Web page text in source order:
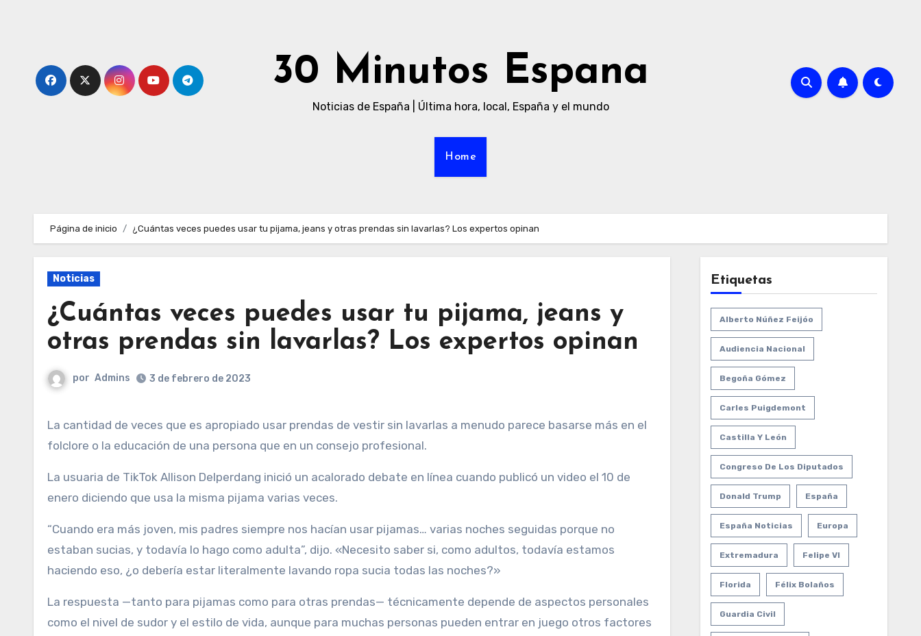
30 Minutos Espana
Noticias de España | Última hora, local, España y el mundo
Home
Página de inicio ¿Cuántas veces puedes usar tu pijama, jeans y otras prendas sin lavarlas? Los expertos opinan
Noticias
¿Cuántas veces puedes usar tu pijama, jeans y
otras prendas sin lavarlas? Los expertos opinan
por Admins 3 de febrero de 2023
La cantidad de veces que es apropiado usar prendas de vestir sin lavarlas a menudo parece basarse más en el
folclore o la educación de una persona que en un consejo profesional.
La usuaria de TikTok Allison Delperdang inició un acalorado debate en línea cuando publicó un video el 10 de
enero diciendo que usa la misma pijama varias veces.
“Cuando era más joven, mis padres siempre nos hacían usar pijamas… varias noches seguidas porque no
estaban sucias, y todavía lo hago como adulta”, dijo. «Necesito saber si, como adultos, todavía estamos
haciendo eso, ¿o debería estar literalmente lavando ropa sucia todas las noches?»
La respuesta —tanto para pijamas como para otras prendas— técnicamente depende de aspectos personales
como el nivel de sudor y el estilo de vida, aunque para muchas personas pueden entrar en juego otros factores
Etiquetas
Alberto Núñez Feijóo
Audiencia Nacional
Begoña Gómez
Carles Puigdemont
Castilla Y León
Congreso De Los Diputados
Donald Trump España
España Noticias Europa
Extremadura Felipe VI
Florida Félix Bolaños
Guardia Civil